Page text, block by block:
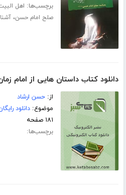
برچسب‌ها: اهل
صلح امام حسن،
دانلود کتاب داستان هایی از امام
از:حسن ارشاد
موضوع:دانلود
۱۸۱ صفحه
برچسب‌ها: